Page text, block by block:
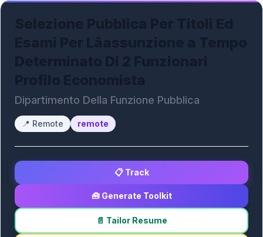
Dipartimento Della Funzione Pubblica
📍 Remote remote
📋 Track
🧰 Generate Toolkit
📄 Tailor Resume